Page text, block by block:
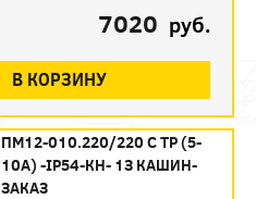
7020 руб.
В КОРЗИНУ
ПМ12-010.220/220 С ТР (5-
10А) -IP54-КН- 1З КАШИН-
ЗАКАЗ